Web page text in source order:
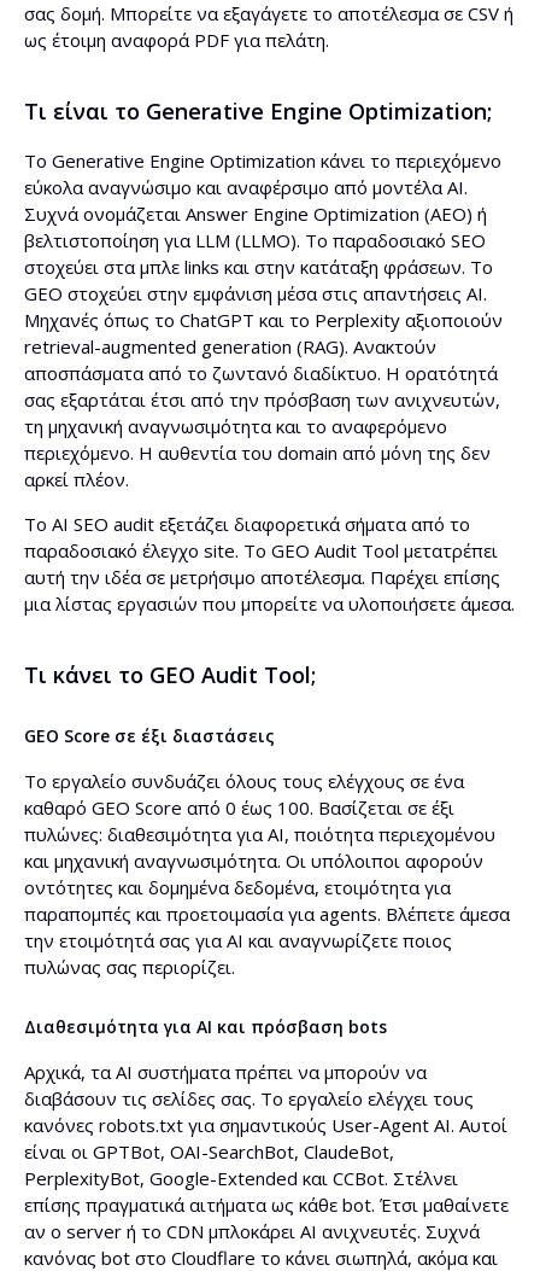
σας δομή. Μπορείτε να εξαγάγετε το αποτέλεσμα σε CSV ή
ως έτοιμη αναφορά PDF για πελάτη.
Τι είναι το Generative Engine Optimization;
Το Generative Engine Optimization κάνει το περιεχόμενο
εύκολα αναγνώσιμο και αναφέρσιμο από μοντέλα AI.
Συχνά ονομάζεται Answer Engine Optimization (AEO) ή
βελτιστοποίηση για LLM (LLMO). Το παραδοσιακό SEO
στοχεύει στα μπλε links και στην κατάταξη φράσεων. Το
GEO στοχεύει στην εμφάνιση μέσα στις απαντήσεις AI.
Μηχανές όπως το ChatGPT και το Perplexity αξιοποιούν
retrieval-augmented generation (RAG). Ανακτούν
αποσπάσματα από το ζωντανό διαδίκτυο. Η ορατότητά
σας εξαρτάται έτσι από την πρόσβαση των ανιχνευτών,
τη μηχανική αναγνωσιμότητα και το αναφερόμενο
περιεχόμενο. H αυθεντία του domain από μόνη της δεν
αρκεί πλέον.
Το AI SEO audit εξετάζει διαφορετικά σήματα από το
παραδοσιακό έλεγχο site. Το GEO Audit Tool μετατρέπει
αυτή την ιδέα σε μετρήσιμο αποτέλεσμα. Παρέχει επίσης
μια λίστας εργασιών που μπορείτε να υλοποιήσετε άμεσα.
Τι κάνει το GEO Audit Tool;
GEO Score σε έξι διαστάσεις
Το εργαλείο συνδυάζει όλους τους ελέγχους σε ένα
καθαρό GEO Score από 0 έως 100. Βασίζεται σε έξι
πυλώνες: διαθεσιμότητα για AI, ποιότητα περιεχομένου
και μηχανική αναγνωσιμότητα. Οι υπόλοιποι αφορούν
οντότητες και δομημένα δεδομένα, ετοιμότητα για
παραπομπές και προετοιμασία για agents. Βλέπετε άμεσα
την ετοιμότητά σας για AI και αναγνωρίζετε ποιος
πυλώνας σας περιορίζει.
Διαθεσιμότητα για AI και πρόσβαση bots
Αρχικά, τα AI συστήματα πρέπει να μπορούν να
διαβάσουν τις σελίδες σας. Το εργαλείο ελέγχει τους
κανόνες robots.txt για σημαντικούς User-Agent AI. Αυτοί
είναι οι GPTBot, OAI-SearchBot, ClaudeBot,
PerplexityBot, Google-Extended και CCBot. Στέλνει
επίσης πραγματικά αιτήματα ως κάθε bot. Έτσι μαθαίνετε
αν ο server ή το CDN μπλοκάρει AI ανιχνευτές. Συχνά
κανόνας bot στο Cloudflare το κάνει σιωπηλά, ακόμα και